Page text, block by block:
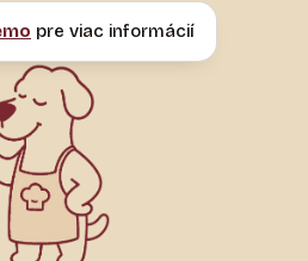
pre viac informácií